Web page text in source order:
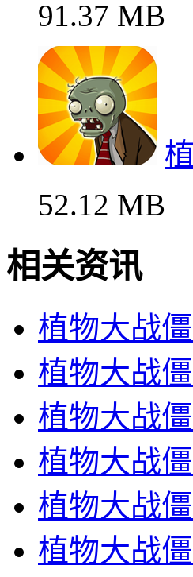
91.37 MB
52.12 MB
相关资讯
植物大战
植物大战
植物大战
植物大战
植物大战
植物大战